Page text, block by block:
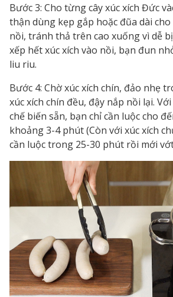
Bước 3: Cho từng cây xúc xích Đức
thận dùng kẹp gắp hoặc đũa dài cho
nồi, tránh thả trên cao xuống vì dễ
xếp hết xúc xích vào nồi, bạn đun
liu riu.
Bước 4: Chờ xúc xích chín, đảo nhẹ
xúc xích chín đều, đậy nắp nồi lại.
chế biến sẵn, bạn chỉ cần luộc cho
khoảng 3-4 phút (Còn với xúc xích
cần luộc trong 25-30 phút rồi mới